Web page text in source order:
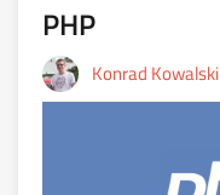
PHP
Konrad Kowalski